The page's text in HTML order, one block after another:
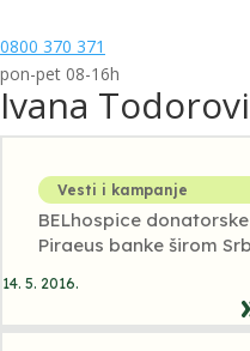
0800 370 371
pon-pet 08-16h
Ivana
Vesti i kampanje
BELhospice
Piraeus banke širom
14. 5. 2016.